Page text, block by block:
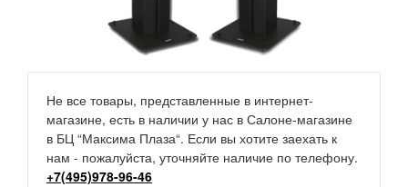
Не все товары, представленные в интернет-
магазине, есть в наличии у нас в Салоне-магазине
в БЦ “Максима Плаза“. Если вы хотите заехать к
нам - пожалуйста, уточняйте наличие по телефону.
+7(495)978-96-46